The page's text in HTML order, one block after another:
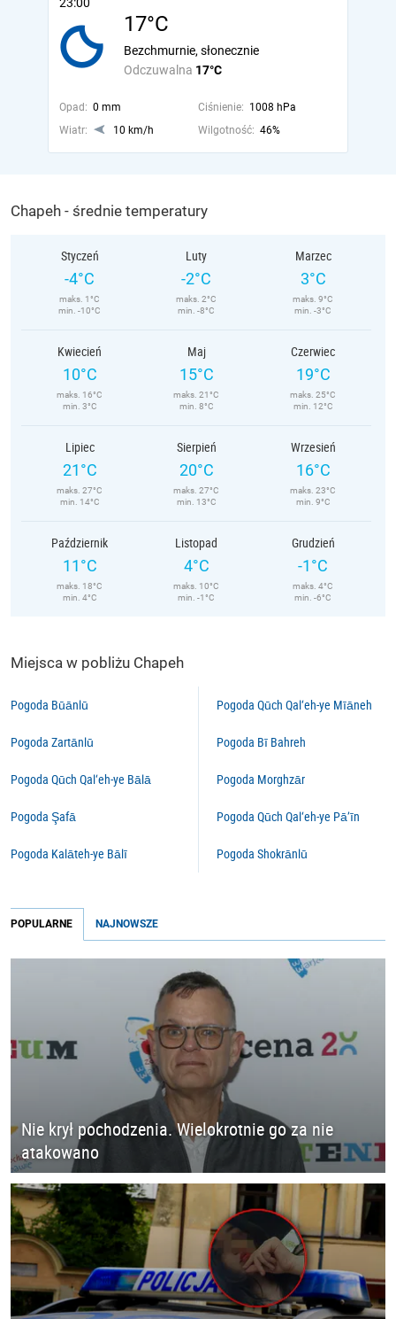
17°C
Odczuwalna 17°C
Bezchmurnie, słonecznie
Opad: 0 mm Ciśnienie: 1008 hPa
Wiatr:
10 km/h Wilgotność: 46%
Chapeh - średnie temperatury
Styczeń
-4°C
maks. 1°C
min. -10°C
Luty
-2°C
maks. 2°C
min. -8°C
Marzec
3°C
maks. 9°C
min. -3°C
Kwiecień
10°C
maks. 16°C
min. 3°C
Maj
15°C
maks. 21°C
min. 8°C
Czerwiec
19°C
maks. 25°C
min. 12°C
Lipiec
21°C
maks. 27°C
min. 14°C
Sierpień
20°C
maks. 27°C
min. 13°C
Wrzesień
16°C
maks. 23°C
min. 9°C
Październik
11°C
maks. 18°C
min. 4°C
Listopad
4°C
maks. 10°C
min. -1°C
Grudzień
-1°C
maks. 4°C
min. -6°C
Miejsca w pobliżu Chapeh
Pogoda Būānlū
Pogoda Zartānlū
Pogoda Qūch Qal‘eh-ye Bālā
Pogoda Şafā
Pogoda Kalāteh-ye Bālī
Pogoda Qūch Qal‘eh-ye Mīāneh
Pogoda Bī Bahreh
Pogoda Morghzār
Pogoda Qūch Qal‘eh-ye Pā’īn
Pogoda Shokrānlū
POPULARNE NAJNOWSZE
Nie krył pochodzenia. Wielokrotnie go za nie
atakowano